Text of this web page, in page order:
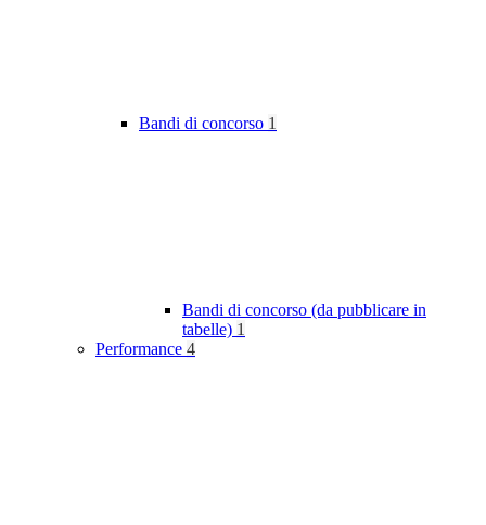
Bandi di concorso 1
Bandi di concorso (da pubblicare in
tabelle) 1
Performance 4